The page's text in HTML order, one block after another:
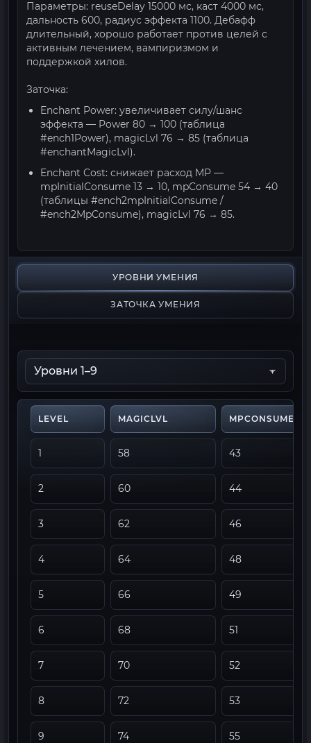
Параметры: reuseDelay 15000 мс, каст 4000 мс,
дальность 600, радиус эффекта 1100. Дебафф
длительный, хорошо работает против целей с
активным лечением, вампиризмом и
поддержкой хилов.
Заточка:
Enchant Power: увеличивает силу/шанс
эффекта — Power 80 → 100 (таблица
#ench1Power), magicLvl 76 → 85 (таблица
#enchantMagicLvl).
Enchant Cost: снижает расход MP —
mpInitialConsume 13 → 10, mpConsume 54 → 40
(таблицы #ench2mpInitialConsume /
#ench2MpConsume), magicLvl 76 → 85.
УРОВНИ УМЕНИЯ
ЗАТОЧКА УМЕНИЯ
LEVEL MAGICLVL MPCONSUME
1 58 43
2 60 44
3 62 46
4 64 48
5 66 49
6 68 51
7 70 52
8 72 53
9 74 55